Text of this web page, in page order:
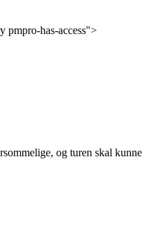
pmpro-has-access">
og turen skal kunne